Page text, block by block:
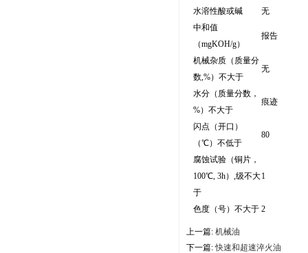
水溶性酸或碱
无
中和值
（mgKOH/g）
报告
机械杂质（质量分
数,%）不大于
无
水分（质量分数，
%）不大于
痕迹
闪点（开口）
（℃）不低于
80
腐蚀试验（铜片，
100℃, 3h）,级不大
于
1
色度（号）不大于 2
上一篇: 机械油
下一篇:快速和超速淬火油